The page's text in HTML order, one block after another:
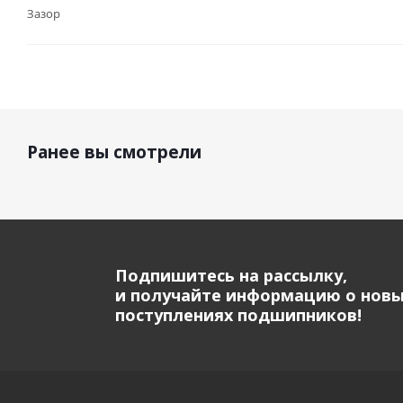
Зазор
Ранее вы смотрели
Подпишитесь на рассылку,
и получайте информацию о
поступлениях подшипников!